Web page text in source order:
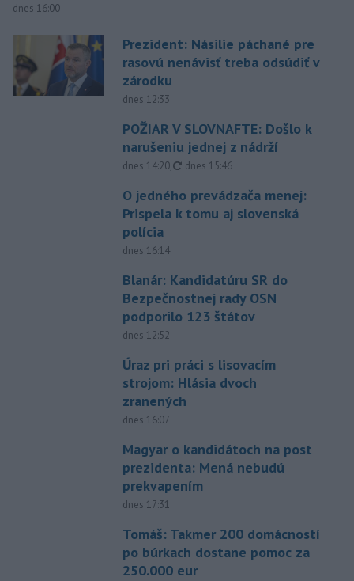
dnes 16:00
Prezident: Násilie páchané pre
rasovú nenávisť treba odsúdiť v
zárodku
dnes 12:33
POŽIAR V SLOVNAFTE: Došlo k
narušeniu jednej z nádrží
dnes 14:20, aktualizované
dnes 15:46
O jedného prevádzača menej:
Prispela k tomu aj slovenská
polícia
dnes 16:14
Blanár: Kandidatúru SR do
Bezpečnostnej rady OSN
podporilo 123 štátov
dnes 12:52
Úraz pri práci s lisovacím
strojom: Hlásia dvoch
zranených
dnes 16:07
Magyar o kandidátoch na post
prezidenta: Mená nebudú
prekvapením
dnes 17:31
Tomáš: Takmer 200 domácností
po búrkach dostane pomoc za
250.000 eur